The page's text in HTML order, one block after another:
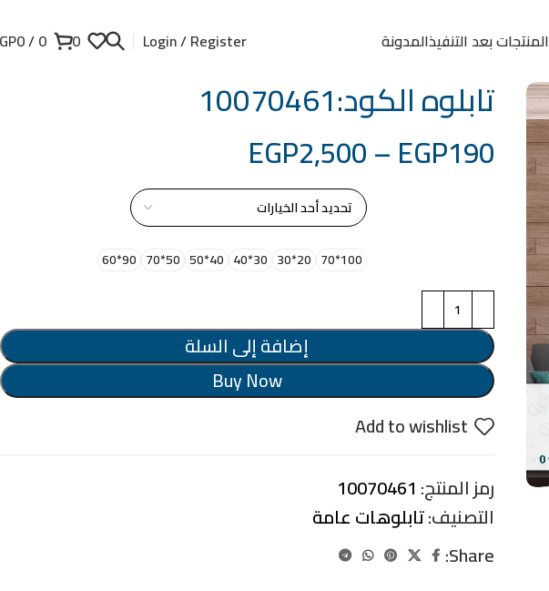
المنتجات بعد التنفيذالمدونة Login / Register
0
0
/
0
تابلوه الكود:10070461
EGP190
–
EGP2,500
100*70
20*30
30*40
40*50
50*70
90*60
إضافة إلى السلة
Buy Now
Add to wishlist
رمز المنتج: 10070461
التصنيف:تابلوهات عامة
Share: